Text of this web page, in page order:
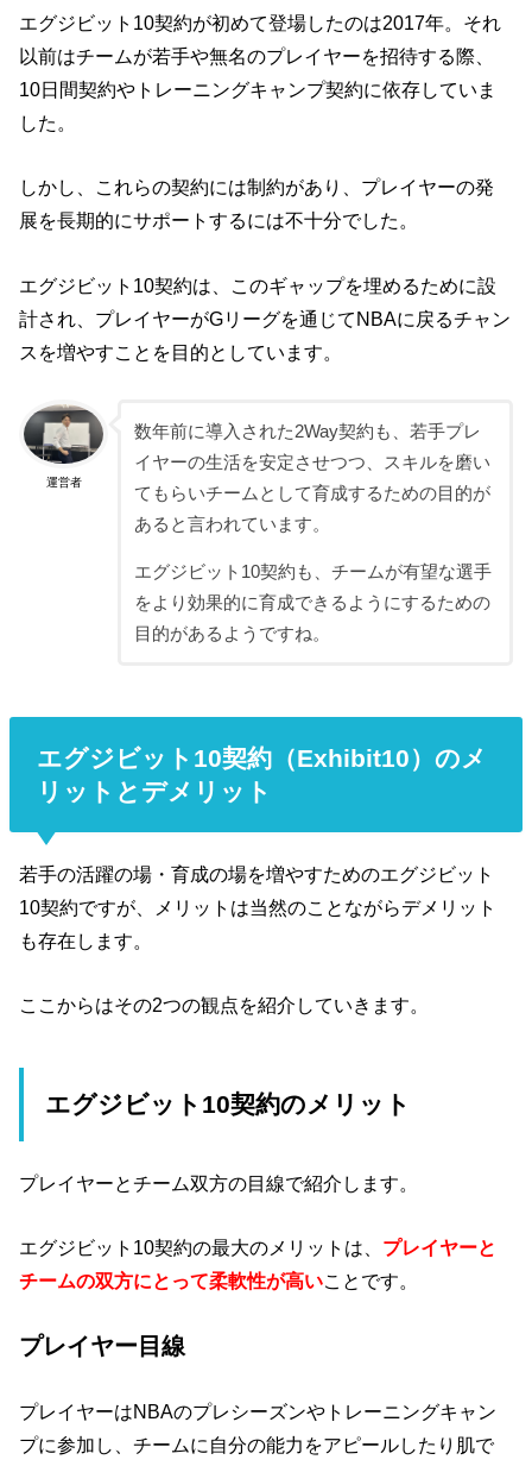
エグジビット10契約が初めて登場したのは2017年。それ
以前はチームが若手や無名のプレイヤーを招待する際、
10日間契約やトレーニングキャンプ契約に依存していま
した。
しかし、これらの契約には制約があり、プレイヤーの発
展を長期的にサポートするには不十分でした。
エグジビット10契約は、このギャップを埋めるために設
計され、プレイヤーがGリーグを通じてNBAに戻るチャン
スを増やすことを目的としています。
運営者
数年前に導入された2Way契約も、若手プレ
イヤーの生活を安定させつつ、スキルを磨い
てもらいチームとして育成するための目的が
あると言われています。
エグジビット10契約も、チームが有望な選手
をより効果的に育成できるようにするための
目的があるようですね。
エグジビット10契約（Exhibit10）のメ
リットとデメリット
若手の活躍の場・育成の場を増やすためのエグジビット
10契約ですが、メリットは当然のことながらデメリット
も存在します。
ここからはその2つの観点を紹介していきます。
エグジビット10契約のメリット
プレイヤーとチーム双方の目線で紹介します。
エグジビット10契約の最大のメリットは、 プレイヤーと
チームの双方にとって柔軟性が高いことです。
プレイヤー目線
プレイヤーはNBAのプレシーズンやトレーニングキャン
プに参加し、チームに自分の能力をアピールしたり肌で